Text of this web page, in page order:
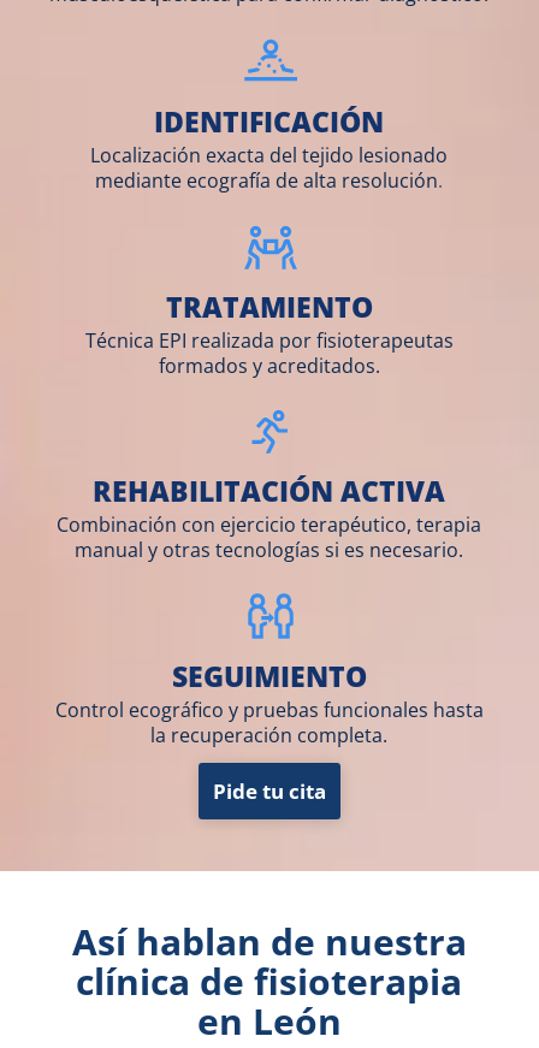
IDENTIFICACIÓN
Localización exacta del tejido lesionado
mediante ecografía de alta resolución.
TRATAMIENTO
Técnica EPI realizada por fisioterapeutas
formados y acreditados.
REHABILITACIÓN ACTIVA
Combinación con ejercicio terapéutico, terapia
manual y otras tecnologías si es necesario.
SEGUIMIENTO
Control ecográfico y pruebas funcionales hasta
la recuperación completa.
Pide tu cita
Así hablan de nuestra
clínica de fisioterapia
en León